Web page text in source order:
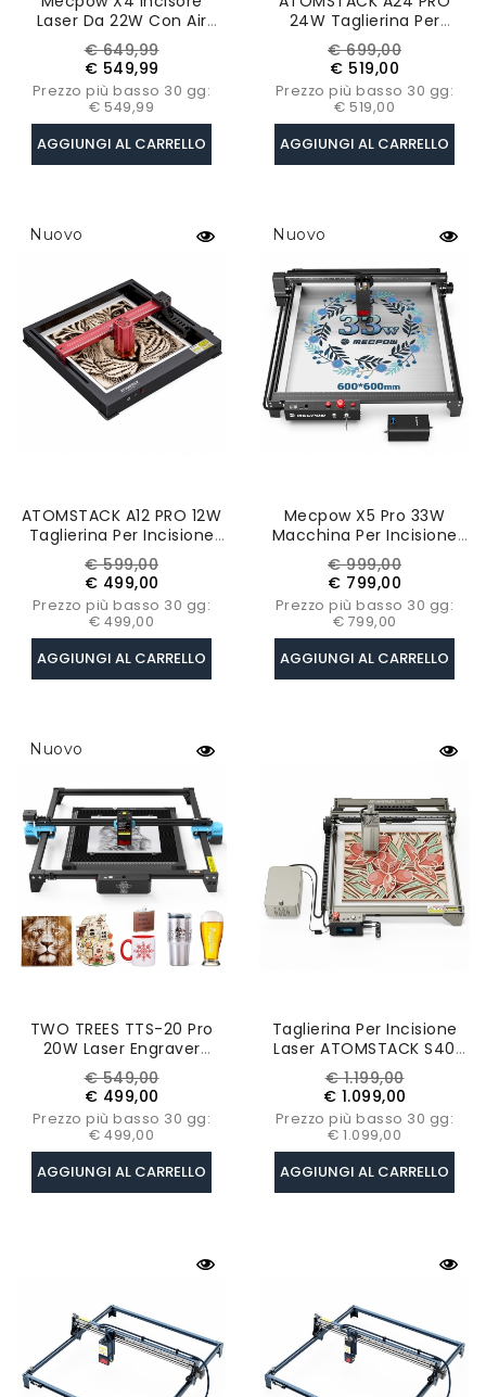
Laser Da 22W Con Air
Assist Integrato, Area Di
Incisione Di 400 X 410
Mm, Spot Laser Da 0,08
Mm X 0,1 Xmm
Prezzo
base
€ 649,99Prezzo
€ 549,99
Prezzo più basso 30 gg:
€ 549,99
AGGIUNGI AL CARRELLO
24W Taglierina Per
Incisione Laser, Fuoco
Fisso, Precisione Di
Incisione 0,02 Mm
Prezzo
base
€ 699,00Prezzo
€ 519,00
Prezzo più basso 30 gg:
€ 519,00
AGGIUNGI AL CARRELLO
Nuovo
ATOMSTACK A12 PRO 12W
Taglierina Per Incisione
Laser, Messa A Fuoco
Fissa, Precisione Di
Incisione 0,02 Mm
Prezzo
base
€ 599,00Prezzo
€ 499,00
Prezzo più basso 30 gg:
€ 499,00
AGGIUNGI AL CARRELLO
Nuovo
Mecpow X5 Pro 33W
Macchina Per Incisione
Laser, Area Di Incisione
600x600mm, Spot Laser
Con Assistenza
Pneumatica Automatica
Prezzo
base
€ 999,00Prezzo
€ 799,00
Prezzo più basso 30 gg:
€ 799,00
AGGIUNGI AL CARRELLO
Nuovo
TWO TREES TTS-20 Pro
20W Laser Engraver
Cutter Con Kit Di
Assistenza Pneumatica,
Letto Laser,
0.08*0.08mm,
418x418mm
Prezzo
base
€ 549,00Prezzo
€ 499,00
Prezzo più basso 30 gg:
€ 499,00
AGGIUNGI AL CARRELLO
Taglierina Per Incisione
Laser ATOMSTACK S40
PRO
Prezzo
base
€ 1.199,00Prezzo
€ 1.099,00
Prezzo più basso 30 gg:
€ 1.099,00
AGGIUNGI AL CARRELLO